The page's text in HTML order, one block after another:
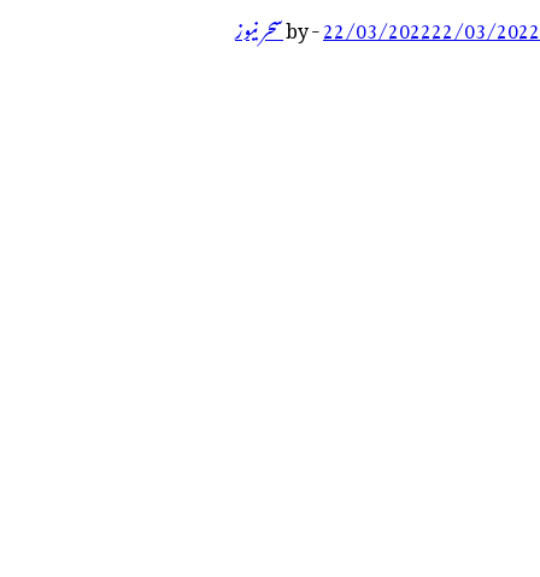
22/03/202222/03/2022
-
byسحر نیوز